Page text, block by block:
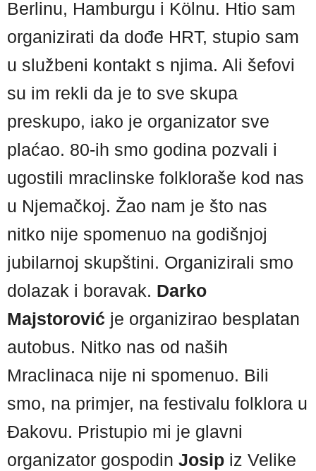
Berlinu, Hamburgu i Kölnu. Htio sam
organizirati da dođe HRT, stupio sam
u službeni kontakt s njima. Ali šefovi
su im rekli da je to sve skupa
preskupo, iako je organizator sve
plaćao. 80-ih smo godina pozvali i
ugostili mraclinske folkloraše kod nas
u Njemačkoj. Žao nam je što nas
nitko nije spomenuo na godišnjoj
jubilarnoj skupštini. Organizirali smo
dolazak i boravak. Darko
Majstorović je organizirao besplatan
autobus. Nitko nas od naših
Mraclinaca nije ni spomenuo. Bili
smo, na primjer, na festivalu folklora u
Đakovu. Pristupio mi je glavni
organizator gospodin Josip iz Velike